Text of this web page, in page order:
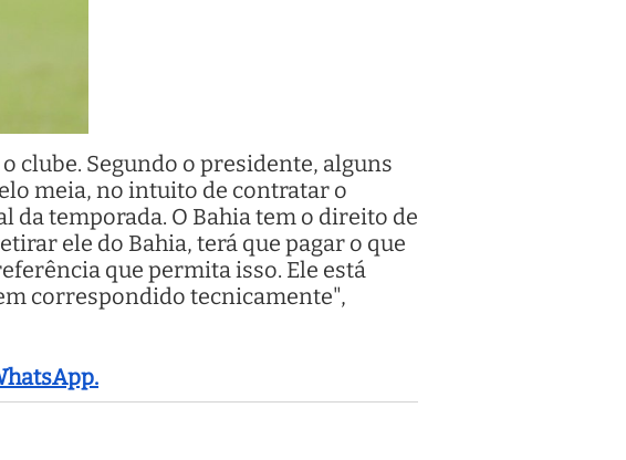
clube. Segundo o presidente, alguns
meia, no intuito de contratar o
da temporada. O Bahia tem o direito de
ele do Bahia, terá que pagar o que
que permita isso. Ele está
correspondido tecnicamente",